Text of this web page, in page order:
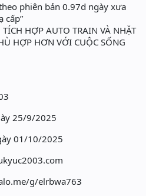
phiên bản 0.97d ngày xưa
cấp”
HỢP AUTO TRAIN VÀ NHẶT
HỢP HƠN VỚI CUỘC SỐNG
25/9/2025
01/10/2025
g/elrbwa763